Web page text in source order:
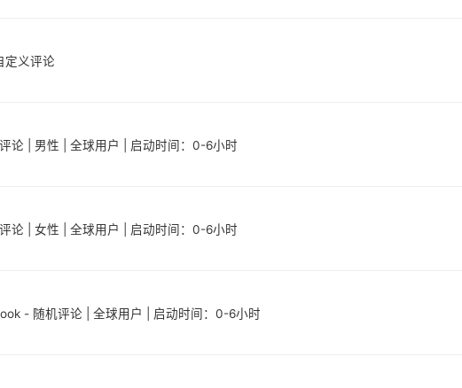
定义评论
论 | 男性 | 全球用户 | 启动时间：0-6小时
论 | 女性 | 全球用户 | 启动时间：0-6小时
- 随机评论 | 全球用户 | 启动时间：0-6小时